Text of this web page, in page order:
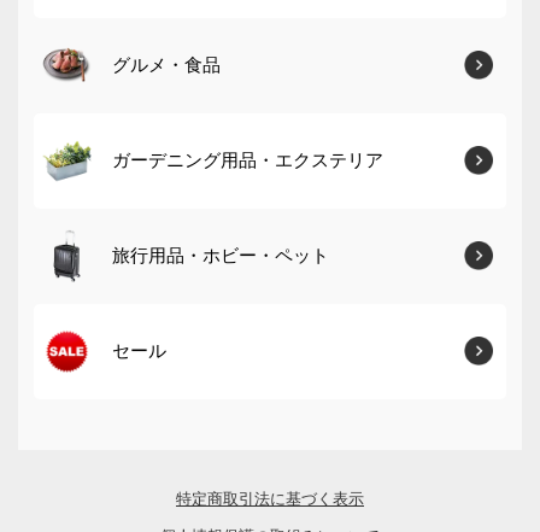
グルメ・食品
ガーデニング用品・エクステリア
旅行用品・ホビー・ペット
セール
特定商取引法に基づく表示